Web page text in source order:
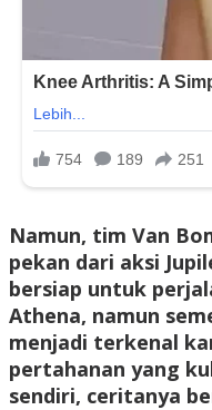
Namun, tim Van
pekan dari aksi
bersiap untuk
Athena, namun
menjadi terkenal
pertahanan yang
sendiri, ceritanya